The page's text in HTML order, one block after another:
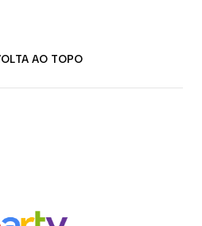
AO TOPO